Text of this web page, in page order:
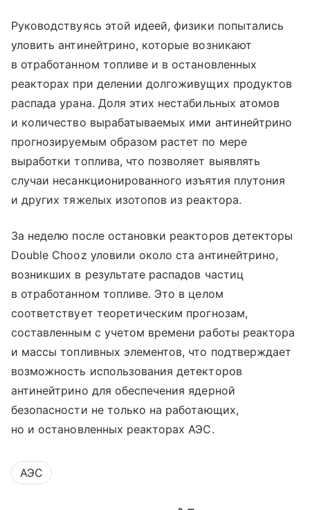
Руководствуясь этой идеей, физики попытались
уловить антинейтрино, которые возникают
в отработанном топливе и в остановленных
реакторах при делении долгоживущих продуктов
распада урана. Доля этих нестабильных атомов
и количество вырабатываемых ими антинейтрино
прогнозируемым образом растет по мере
выработки топлива, что позволяет выявлять
случаи несанкционированного изъятия плутония
и других тяжелых изотопов из реактора.
За неделю после остановки реакторов детекторы
Double Chooz уловили около ста антинейтрино,
возникших в результате распадов частиц
в отработанном топливе. Это в целом
соответствует теоретическим прогнозам,
составленным с учетом времени работы реактора
и массы топливных элементов, что подтверждает
возможность использования детекторов
антинейтрино для обеспечения ядерной
безопасности не только на работающих,
но и остановленных реакторах АЭС.
АЭС